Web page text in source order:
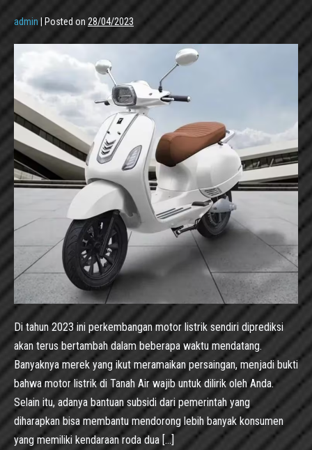
admin | Posted on 28/04/2023
Di tahun 2023 ini perkembangan motor listrik sendiri diprediksi
akan terus bertambah dalam beberapa waktu mendatang.
Banyaknya merek yang ikut meramaikan persaingan, menjadi bukti
bahwa motor listrik di Tanah Air wajib untuk dilirik oleh Anda.
Selain itu, adanya bantuan subsidi dari pemerintah yang
diharapkan bisa membantu mendorong lebih banyak konsumen
yang memiliki kendaraan roda dua […]